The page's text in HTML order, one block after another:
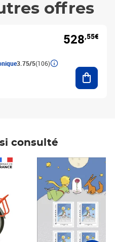
offres
3.75/5(106)
528,55€
consulté
Prix 7,50€